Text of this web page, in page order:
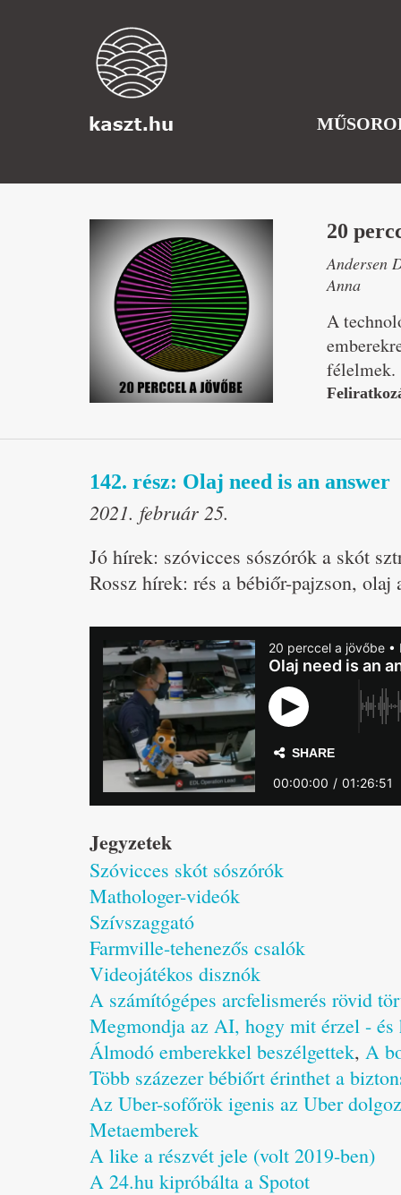
20
Andersen
Anna
A
félelmek.
142. rész: Olaj need is an answer
2021. február 25.
Jó hírek: szóvicces sószórók a skót
Rossz hírek: rés a bébiőr-pajzson,
Jegyzetek
Szóvicces skót sószórók
Mathologer-videók
Szívszaggató
Farmville-tehenezős csalók
Videojátékos disznók
A számítógépes arcfelismerés rövid
Megmondja az AI, hogy mit érzel - és
Álmodó emberekkel beszélgettek, A
Több százezer bébiőrt érinthet a
Az Uber-sofőrök igenis az Uber
Metaemberek
A like a részvét jele (volt 2019-ben)
A 24.hu kipróbálta a Spotot